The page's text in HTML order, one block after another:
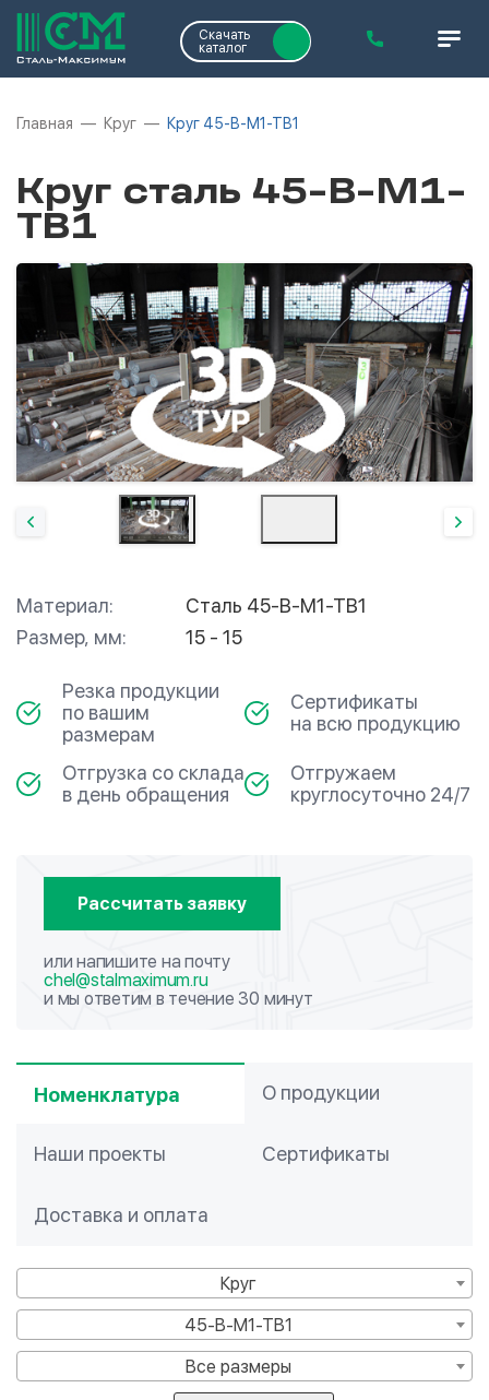
Скачать
каталог
Главная Круг Круг 45-В-М1-ТВ1
Круг сталь 45-В-М1-
ТВ1
Материал:
Сталь 45-В-М1-ТВ1
Размер, мм:
15 - 15
Резка продукции
по вашим
размерам
Сертификаты
на всю продукцию
Отгрузка со склада
в день обращения
Отгружаем
круглосуточно 24/7
Рассчитать заявку
или напишите на почту
chel@stalmaximum.ru
и мы ответим в течение 30 минут
Номенклатура О продукции
Наши проекты Сертификаты
Доставка и оплата
Круг
45-В-М1-ТВ1
Все размеры